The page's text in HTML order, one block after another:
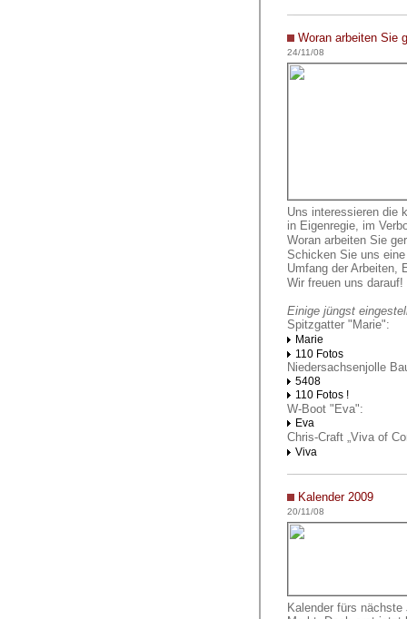
Woran arbeiten Sie
24/11/08
Uns interessieren die
in Eigenregie, im
Woran arbeiten Sie
Schicken Sie uns
Umfang der Arbeiten,
Wir freuen uns darauf!
Einige jüngst
Spitzgatter "Marie":
Marie
110 Fotos
Niedersachsenjolle
5408
110 Fotos !
W-Boot "Eva":
Eva
Chris-Craft „Viva of
Viva
Kalender 2009
20/11/08
Kalender fürs